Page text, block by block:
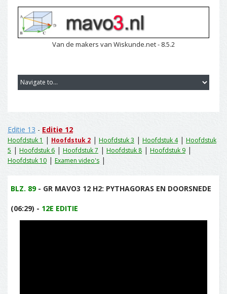
Van de makers van Wiskunde.net - 8.5.2
Editie 13 - Editie 12
Hoofdstuk 1 | Hoofdstuk 2 | Hoofdstuk 3 | Hoofdstuk 4| Hoofdstuk
5 | Hoofdstuk 6 | Hoofdstuk 7 | Hoofdstuk 8 | Hoofdstuk 9 |
Hoofdstuk 10 | Examen video's |
BLZ. 89- GR MAVO3 12 H2: PYTHAGORAS EN DOORSNEDE
(06:29) - 12E EDITIE